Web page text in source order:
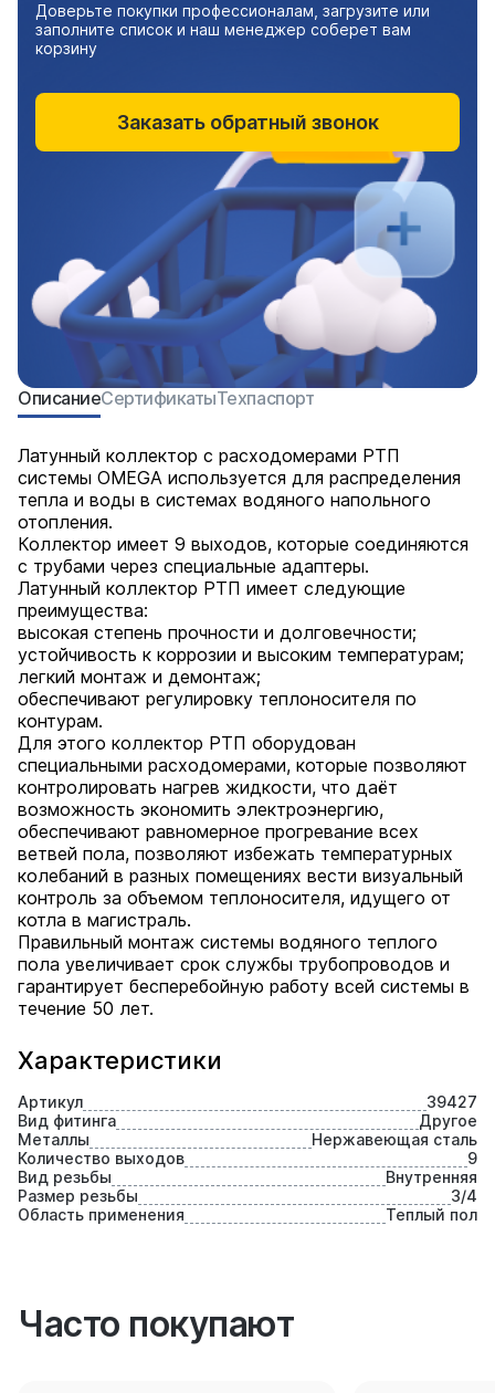
Характеристики
Артикул
39427
Вид фитинга
Другое
Металлы
Нержавеющая сталь
Количество выходов
9
Вид резьбы
Внутренняя
Размер резьбы
3/4
Область применения
Теплый пол
ОписаниеСертификатыТехпаспорт
Латунный коллектор с расходомерами РТП
системы OMEGA используется для распределения
тепла и воды в системах водяного напольного
отопления.
Коллектор имеет 9 выходов, которые соединяются
с трубами через специальные адаптеры.
Латунный коллектор РТП имеет следующие
преимущества:
высокая степень прочности и долговечности;
устойчивость к коррозии и высоким температурам;
легкий монтаж и демонтаж;
обеспечивают регулировку теплоносителя по
контурам.
Для этого коллектор РТП оборудован
специальными расходомерами, которые позволяют
контролировать нагрев жидкости, что даёт
возможность экономить электроэнергию,
обеспечивают равномерное прогревание всех
ветвей пола, позволяют избежать температурных
колебаний в разных помещениях вести визуальный
контроль за объемом теплоносителя, идущего от
котла в магистраль.
Правильный монтаж системы водяного теплого
пола увеличивает срок службы трубопроводов и
гарантирует бесперебойную работу всей системы в
течение 50 лет.
Доверьте покупки профессионалам, загрузите или
заполните список и наш менеджер соберет вам
корзину
Заказать обратный звонок
Часто покупают